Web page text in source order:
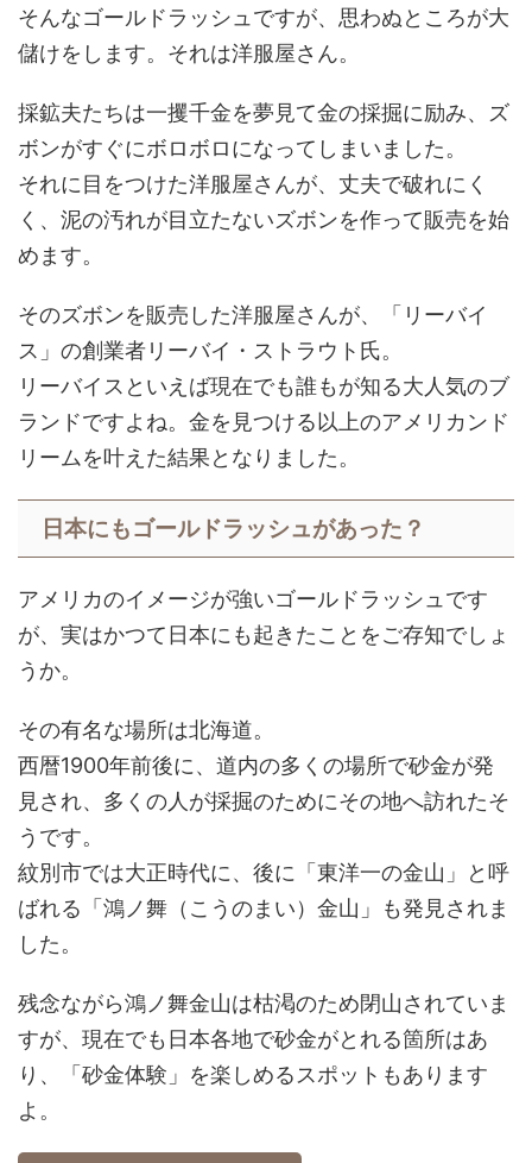
そんなゴールドラッシュですが、思わぬところが大
儲けをします。それは洋服屋さん。
採鉱夫たちは一攫千金を夢見て金の採掘に励み、ズ
ボンがすぐにボロボロになってしまいました。
それに目をつけた洋服屋さんが、丈夫で破れにく
く、泥の汚れが目立たないズボンを作って販売を始
めます。
そのズボンを販売した洋服屋さんが、「リーバイ
ス」の創業者リーバイ・ストラウト氏。
リーバイスといえば現在でも誰もが知る大人気のブ
ランドですよね。金を見つける以上のアメリカンド
リームを叶えた結果となりました。
日本にもゴールドラッシュがあった？
アメリカのイメージが強いゴールドラッシュです
が、実はかつて日本にも起きたことをご存知でしょ
うか。
その有名な場所は北海道。
西暦1900年前後に、道内の多くの場所で砂金が発
見され、多くの人が採掘のためにその地へ訪れたそ
うです。
紋別市では大正時代に、後に「東洋一の金山」と呼
ばれる「鴻ノ舞（こうのまい）金山」も発見されま
した。
残念ながら鴻ノ舞金山は枯渇のため閉山されていま
すが、現在でも日本各地で砂金がとれる箇所はあ
り、「砂金体験」を楽しめるスポットもあります
よ。